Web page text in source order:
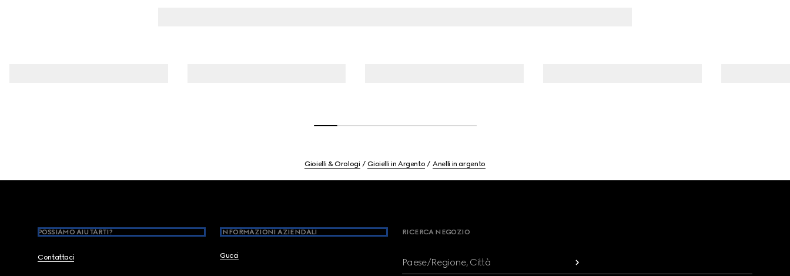
Gioielli & Orologi Gioielli in Argento Anelli in argento
POSSIAMO AIUTARTI?
Contattaci
INFORMAZIONI AZIENDALI
Gucci
RICERCA NEGOZIO
Paese/Regione, Città